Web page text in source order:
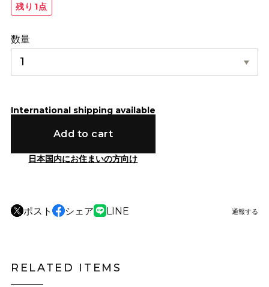
残り1点
数量
International shipping available
Add to cart
日本国内にお住まいの方向け
ポスト シェア LINE 通報する
RELATED ITEMS